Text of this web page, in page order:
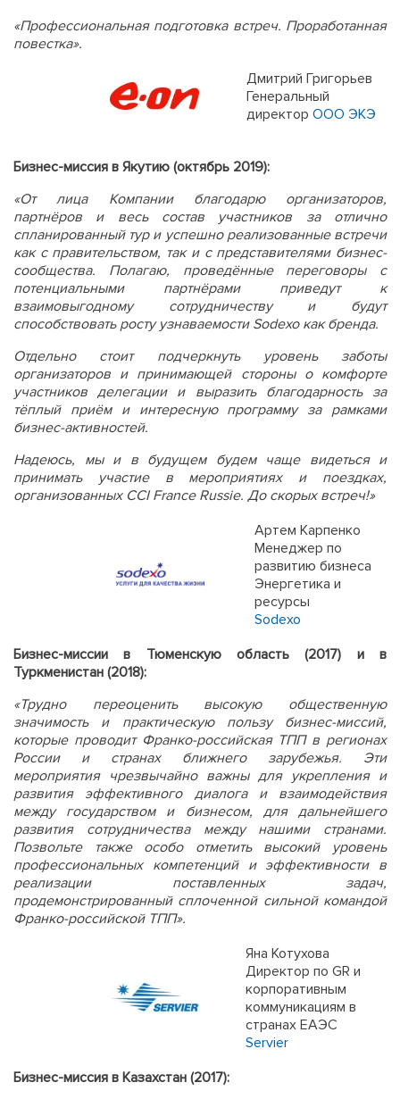
«Профессиональная подготовка встреч. Проработанная
повестка».
Дмитрий Григорьев
Генеральный
директор ООО ЭКЭ
Бизнес-миссия в Якутию (октябрь 2019):
«От лица Компании благодарю организаторов,
партнёров и весь состав участников за отлично
спланированный тур и успешно реализованные встречи
как с правительством, так и с представителями бизнес-
сообщества. Полагаю, проведённые переговоры с
потенциальными партнёрами приведут к
взаимовыгодному сотрудничеству и будут
способствовать росту узнаваемости Sodexo как бренда.
Отдельно стоит подчеркнуть уровень заботы
организаторов и принимающей стороны о комфорте
участников делегации и выразить благодарность за
тёплый приём и интересную программу за рамками
бизнес-активностей.
Надеюсь, мы и в будущем будем чаще видеться и
принимать участие в мероприятиях и поездках,
организованных CCI France Russie. До скорых встреч!»
Артем Карпенко
Менеджер по
развитию бизнеса
Энергетика и
ресурсы
Sodexo
Бизнес-миссии в Тюменскую область (2017) и в
Туркменистан (2018):
«Трудно переоценить высокую общественную
значимость и практическую пользу бизнес-миссий,
которые проводит Франко-российская ТПП в регионах
России и странах ближнего зарубежья. Эти
мероприятия чрезвычайно важны для укрепления и
развития эффективного диалога и взаимодействия
между государством и бизнесом, для дальнейшего
развития сотрудничества между нашими странами.
Позвольте также особо отметить высокий уровень
профессиональных компетенций и эффективности в
реализации поставленных задач,
продемонстрированный сплоченной сильной командой
Франко-российской ТПП».
Яна Котухова
Директор по GR и
корпоративным
коммуникациям в
странах ЕАЭС
Servier
Бизнес-миссия в Казахстан (2017):